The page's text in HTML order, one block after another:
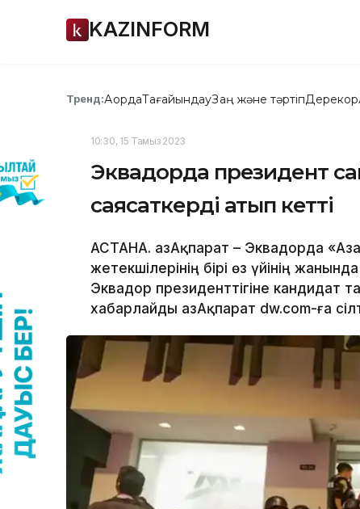
KAZINFORM
Тренд:АқордаТағайындауЗаң және тәртіпДерекқор
10:30, 15 Тамыз 2023
Эквадорда президент
саясаткерді атып кетті
АСТАНА. ҚазАқпарат – Эквадорда
жетекшілерінің бірі өз үйінің
Эквадор президенттігіне кандидат
хабарлайды ҚазАқпарат dw.com-ға